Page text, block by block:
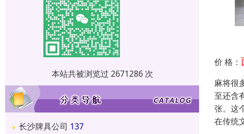
本站共被浏览过 2671286 次
长沙牌具公司 137
价 格：
麻将很
至还含
张。这
在传统